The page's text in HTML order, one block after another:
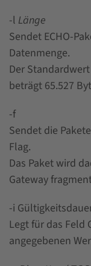
-l Länge
Sendet ECHO-
Datenmenge.
Der
beträgt 65.527
-f
Sendet die
Flag.
Das Paket wird
Gateway
-i
Legt für das Feld
angegebenen